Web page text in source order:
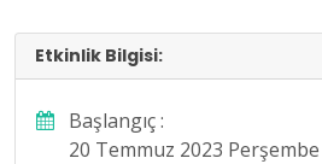
Etkinlik Bilgisi:
Başlangıç :
20 Temmuz 2023 Perşembe